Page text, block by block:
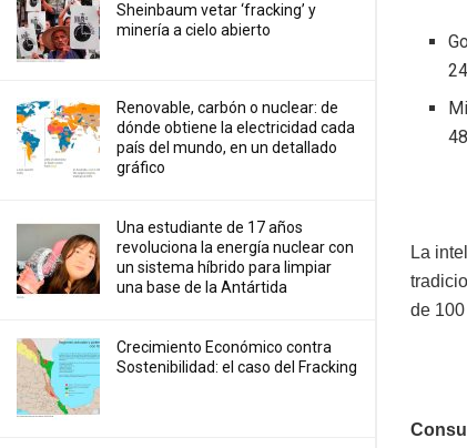
Sheinbaum vetar ‘fracking’ y
minería a cielo abierto
Renovable, carbón o nuclear: de
dónde obtiene la electricidad cada
país del mundo, en un detallado
gráfico
Una estudiante de 17 años
revoluciona la energía nuclear con
un sistema híbrido para limpiar
una base de la Antártida
Crecimiento Económico contra
Sostenibilidad: el caso del Fracking
La
de